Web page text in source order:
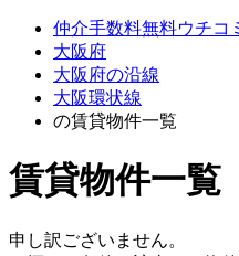
仲介手数料無料ウチコ
大阪府
大阪府の沿線
大阪環状線
の賃貸物件一覧
賃貸物件一覧
申し訳ございません。